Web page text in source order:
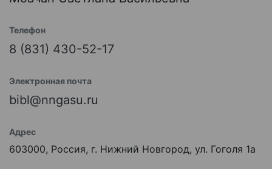
Телефон
8 (831) 430-52-17
Электронная почта
bibl@nngasu.ru
Адрес
603000, Россия, г. Нижний Новгород, ул. Гоголя 1а